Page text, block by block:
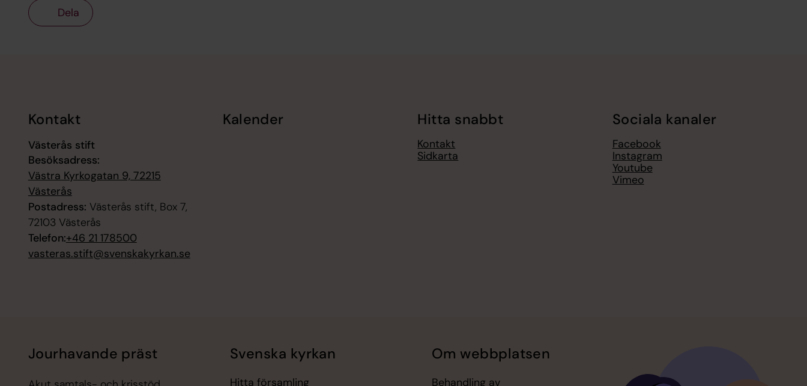
Dela
Kontakt
Västerås stift
Besöksadress:
Västra Kyrkogatan 9, 72215
Västerås
Postadress: Västerås stift, Box 7,
72103 Västerås
Telefon:+46 21 178500
vasteras.stift@svenskakyrkan.se
Kalender Hitta snabbt
Kontakt
Sidkarta
Sociala kanaler
Facebook
Instagram
Youtube
Vimeo
Jourhavande präst Svenska kyrkan
Hitta församling
Om webbplatsen
Behandling av